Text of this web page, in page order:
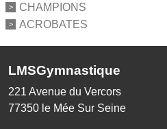
CHAMPIONS
ACROBATES
LMSGymnastique
221 Avenue du Vercors
77350 le Mée Sur Seine